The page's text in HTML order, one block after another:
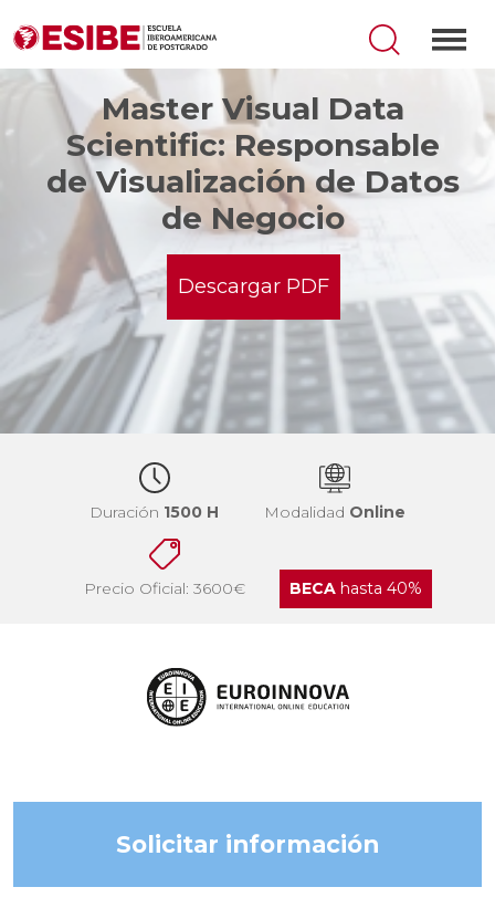
Master Visual Data
Scientific: Responsable
de Visualización de Datos
de Negocio
Descargar PDF
Duración 1500 H Modalidad Online
Precio Oficial: 3600€ BECAhasta 40%
Solicitar información